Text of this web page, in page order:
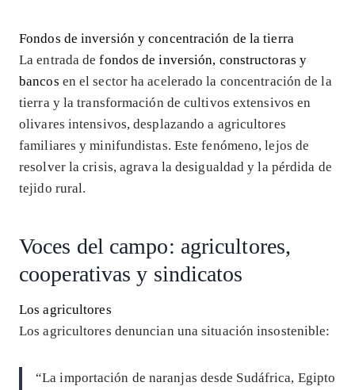
Fondos de inversión y concentración de la tierra
La entrada defondos de inversión, constructoras y
bancos en el sector ha acelerado la concentración de la
tierra y la transformación de cultivos extensivos en
olivares intensivos, desplazando a agricultores
familiares y minifundistas. Este fenómeno, lejos de
resolver la crisis, agrava la desigualdad y la pérdida de
tejido rural.
Voces del campo: agricultores,
cooperativas y sindicatos
Los agricultores
Los agricultores denuncian una situación insostenible:
“La importación de naranjas desde Sudáfrica, Egipto